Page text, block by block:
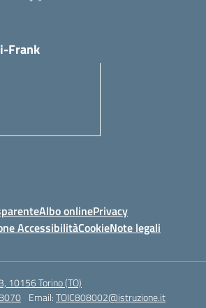
Frank
Albo onlinePrivacy
AccessibilitàCookieNote legali
10156 Torino (TO)
Email:TOIC808002@istruzione.it